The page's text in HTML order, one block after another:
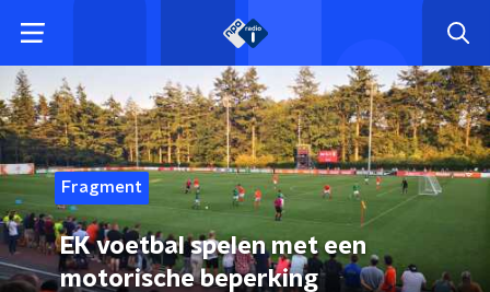
Fragment
EK voetbal spelen met een
motorische beperking